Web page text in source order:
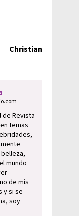
Christian
de Revista
temas
mundo
de mis
y si se
soy